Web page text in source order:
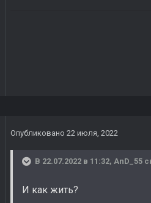
Опубликовано 22 июля, 2022
В 22.07.2022 в 11:32, AnD_55
И как жить?